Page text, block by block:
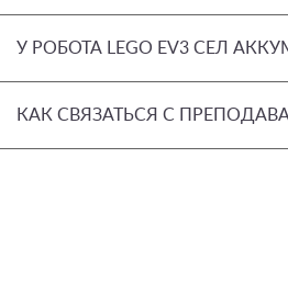
У РОБОТА LEGO EV3 СЕЛ
КАК СВЯЗАТЬСЯ С